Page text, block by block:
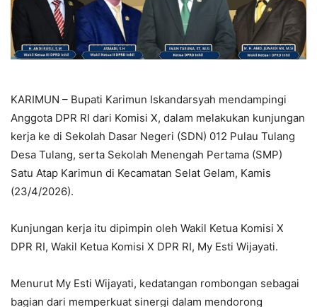
KARIMUN – Bupati Karimun Iskandarsyah mendampingi
Anggota DPR RI dari Komisi X, dalam melakukan kunjungan
kerja ke di Sekolah Dasar Negeri (SDN) 012 Pulau Tulang
Desa Tulang, serta Sekolah Menengah Pertama (SMP)
Satu Atap Karimun di Kecamatan Selat Gelam, Kamis
(23/4/2026).
Kunjungan kerja itu dipimpin oleh Wakil Ketua Komisi X
DPR RI, Wakil Ketua Komisi X DPR RI, My Esti Wijayati.
Menurut My Esti Wijayati, kedatangan rombongan sebagai
bagian dari memperkuat sinergi dalam mendorong